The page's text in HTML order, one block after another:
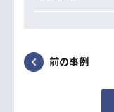
前の事例